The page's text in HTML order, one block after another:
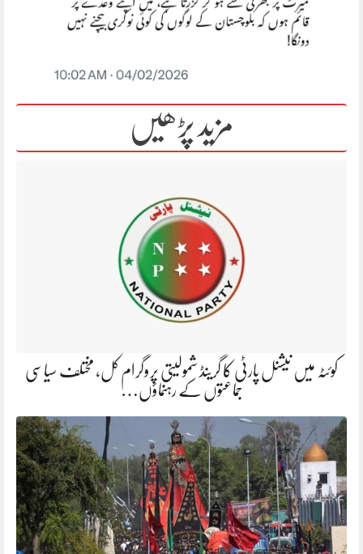
مزید پڑھیں
کوئٹہ میں نیشنل پارٹی کا گرینڈ شمولیتی پروگرام کل، مختلف سیاسی
جماعتوں کے رہنماؤں…